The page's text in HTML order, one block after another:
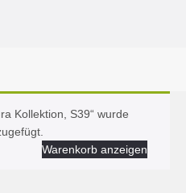
Kollektion, S39“ wurde
Warenkorb anzeigen